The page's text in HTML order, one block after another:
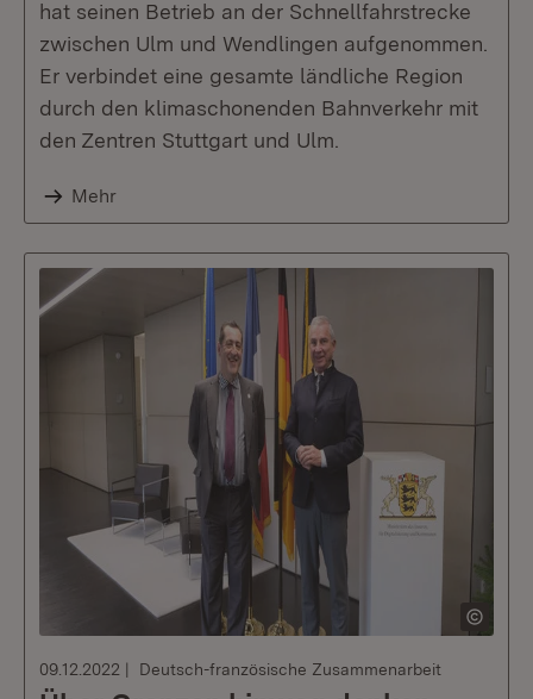
hat seinen Betrieb an der Schnellfahrstrecke
zwischen Ulm und Wendlingen aufgenommen.
Er verbindet eine gesamte ländliche Region
durch den klimaschonenden Bahnverkehr mit
den Zentren Stuttgart und Ulm.
Mehr
09.12.2022 Deutsch-französische Zusammenarbeit